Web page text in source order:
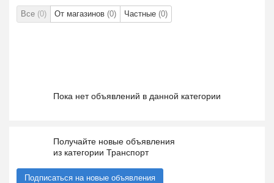
Все (0) От магазинов (0) Частные (0)
Пока нет объявлений в данной категории
Получайте новые объявления
из категории Транспорт
Подписаться на новые объявления